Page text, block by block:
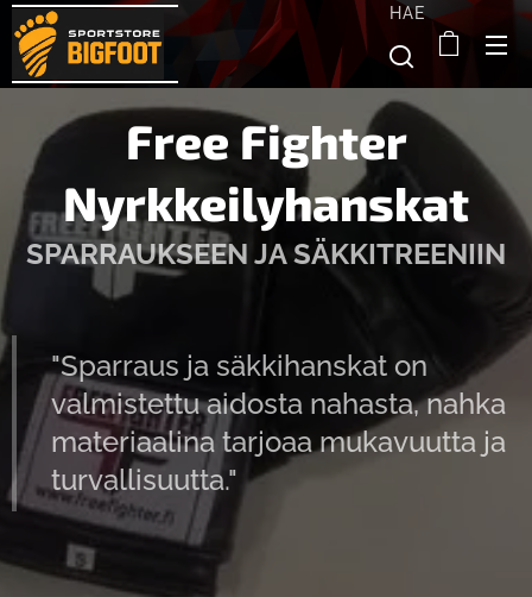
HAE
Free Fighter
Nyrkkeilyhanskat
SPARRAUKSEEN JA SÄKKITREENIIN
"Sparraus ja säkkihanskat on
valmistettu aidosta nahasta, nahka
materiaalina tarjoaa mukavuutta ja
turvallisuutta."